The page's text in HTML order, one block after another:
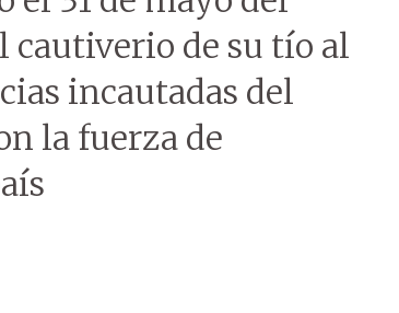
cautiverio de su tío al
incautadas del
la fuerza de